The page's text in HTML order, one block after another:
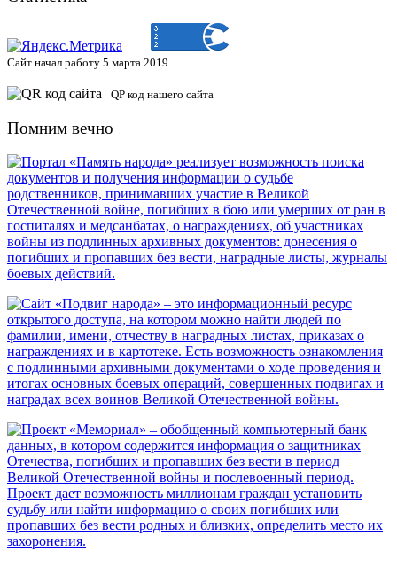
Сайт начал работу 5 марта 2019
QP код нашего сайта
Помним вечно